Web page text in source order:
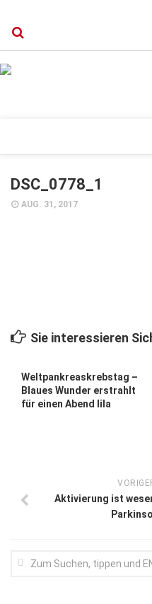
Forschung
Forum Gesundheit
Allgemein
Hören
DSC_0778_1
AUG. 31, 2017
Sie interessieren
Weltpankreaskrebstag –
Blaues Wunder erstrahlt
für einen Abend lila
Aktivierung ist